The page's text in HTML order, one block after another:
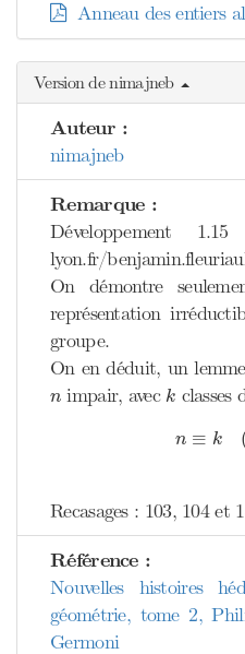
Anneau des entiers
Version de nimajneb
Auteur :
nimajneb
Remarque :
Développement
lyon.fr/
On démontre
représentation
groupe.
On en déduit, un
n
n impair, avec k
k classes
n ≡ k
n ≡k
Recasages : 103, 104 et
Référence :
Nouvelles histoires
géométrie, tome 2,
Germoni